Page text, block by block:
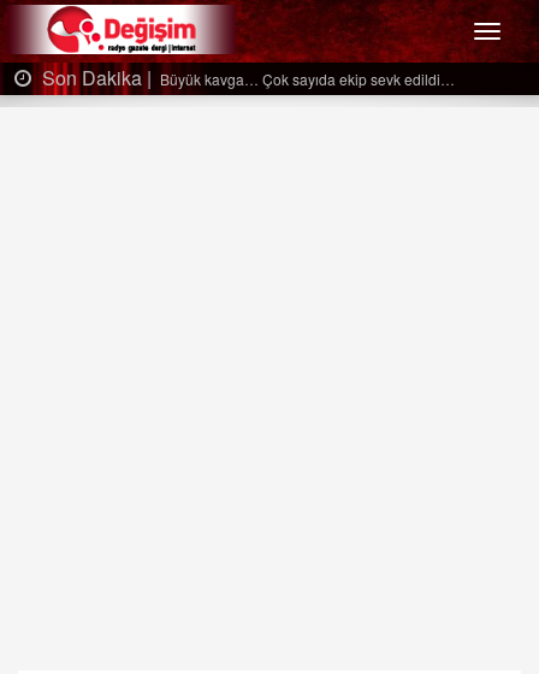
Menü
Son Dakika | Büyük kavga… Çok sayıda ekip sevk edildi…